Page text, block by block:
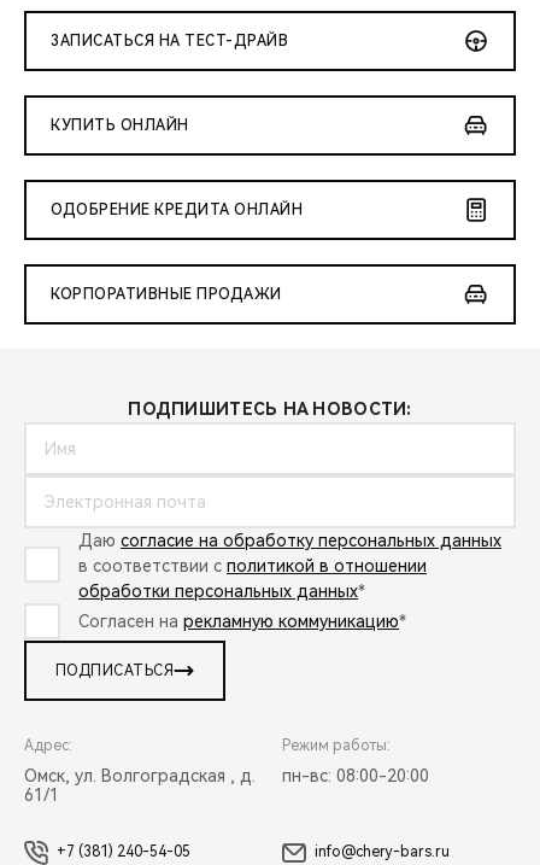
ЗАПИСАТЬСЯ НА ТЕСТ-ДРАЙВ
КУПИТЬ ОНЛАЙН
ОДОБРЕНИЕ КРЕДИТА ОНЛАЙН
КОРПОРАТИВНЫЕ ПРОДАЖИ
ПОДПИШИТЕСЬ НА НОВОСТИ:
Даю согласие на обработку персональных данных
в соответствии с политикой в отношении
обработки персональных данных*
Согласен на рекламную коммуникацию*
ПОДПИСАТЬСЯ
Адрес:
Омск, ул. Волгоградская , д.
61/1
Режим работы:
пн-вс: 08:00-20:00
+7 (381) 240-54-05 info@chery-bars.ru